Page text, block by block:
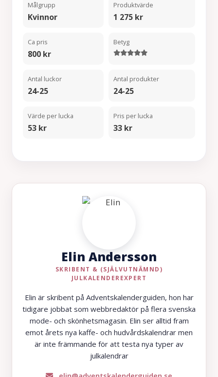
Målgrupp
Kvinnor
Produktvärde
1 275 kr
Ca pris
800 kr
Betyg
Antal luckor
24-25
Antal produkter
24-25
Värde per lucka
53 kr
Pris per lucka
33 kr
Elin Andersson
SKRIBENT & (SJÄLVUTNÄMND)
JULKALENDEREXPERT
Elin är skribent på Adventskalenderguiden, hon har
tidigare jobbat som webbredaktör på flera svenska
mode- och skönhetsmagasin. Elin ser alltid fram
emot årets nya kaffe- och hudvårdskalendrar men
är inte främmande för att testa nya typer av
julkalendrar